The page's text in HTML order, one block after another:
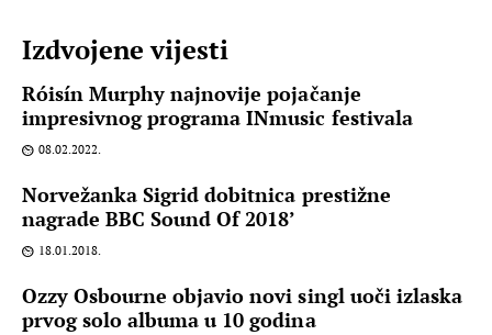
Izdvojene vijesti
Róisín Murphy najnovije pojačanje
impresivnog programa INmusic festivala
08.02.2022.
Norvežanka Sigrid dobitnica prestižne
nagrade BBC Sound Of 2018’
18.01.2018.
Ozzy Osbourne objavio novi singl uoči izlaska
prvog solo albuma u 10 godina